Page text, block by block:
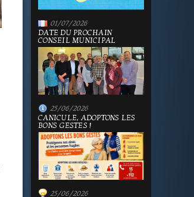
01/07/2026
DATE DU PROCHAIN
CONSEIL MUNICIPAL
25/06/2026
CANICULE, ADOPTONS LES
BONS GESTES !
25/06/2026